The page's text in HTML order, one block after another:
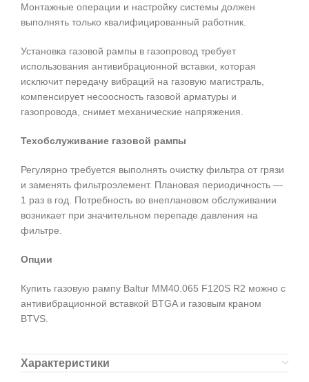
Монтажные операции и настройку системы должен
выполнять только квалифицированный работник.
Установка газовой рампы в газопровод требует
использования антивибрационной вставки, которая
исключит передачу вибраций на газовую магистраль,
компенсирует несоосность газовой арматуры и
газопровода, снимет механические напряжения.
Техобслуживание газовой рампы
Регулярно требуется выполнять очистку фильтра от грязи
и заменять фильтроэлемент. Плановая периодичность —
1 раз в год. Потребность во внеплановом обслуживании
возникает при значительном перепаде давления на
фильтре.
Опции
Купить газовую рампу Baltur MM40.065 F120S R2 можно с
антивибрационной вставкой BTGA и газовым краном
BTVS.
Характеристики